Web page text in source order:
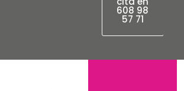
608 98
57 71